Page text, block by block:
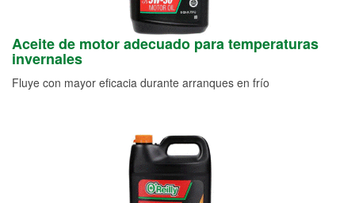
Aceite de motor adecuado para temperaturas
invernales
Fluye con mayor eficacia durante arranques en frío